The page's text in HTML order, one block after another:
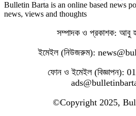
Bulletin Barta is an online based news
news, views and thoughts
সম্পাদক ও প্রকাশক: আবু
ইমেইল (নিউজরুম):
ফোন ও ইমেইল (বিজ্ঞাপন):
©️Copyright 2025,